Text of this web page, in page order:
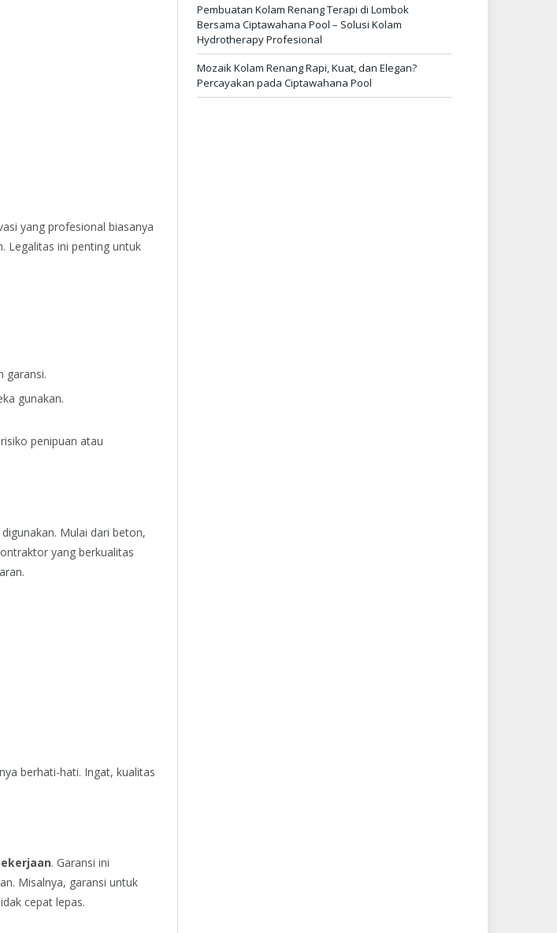
yang profesional biasanya
Legalitas ini penting untuk
garansi.
gunakan.
penipuan atau
Mulai dari beton,
yang berkualitas
berhati-hati. Ingat, kualitas
. Garansi ini
Misalnya, garansi untuk
cepat lepas.
Pembuatan Kolam Renang Terapi di Lombok
Bersama Ciptawahana Pool – Solusi Kolam
Hydrotherapy Profesional
Mozaik Kolam Renang Rapi, Kuat, dan Elegan?
Percayakan pada Ciptawahana Pool